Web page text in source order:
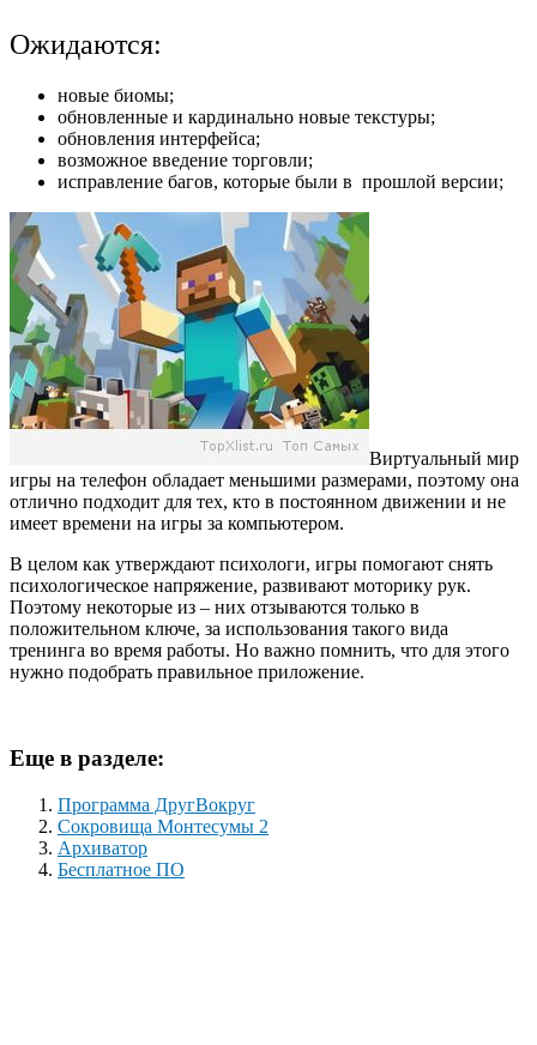
Ожидаются:
новые биомы;
обновленные и кардинально новые текстуры;
обновления интерфейса;
возможное введение торговли;
исправление багов, которые были в прошлой версии;
Виртуальный мир
игры на телефон обладает меньшими размерами, поэтому она
отлично подходит для тех, кто в постоянном движении и не
имеет времени на игры за компьютером.
В целом как утверждают психологи, игры помогают снять
психологическое напряжение, развивают моторику рук.
Поэтому некоторые из – них отзываются только в
положительном ключе, за использования такого вида
тренинга во время работы. Но важно помнить, что для этого
нужно подобрать правильное приложение.
Еще в разделе:
Программа ДругВокруг
Сокровища Монтесумы 2
Архиватор
Бесплатное ПО